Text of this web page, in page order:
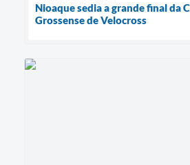
Nioaque sedia a grande final da
Grossense de Velocross